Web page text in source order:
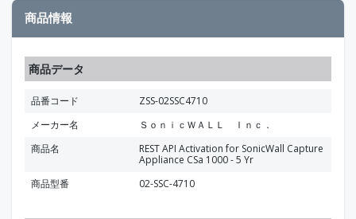
商品情報
商品データ
品番コード
ZSS-02SSC4710
メーカー名
ＳｏｎｉｃＷＡＬＬ Ｉｎｃ．
商品名
REST API Activation for SonicWall Capture
Appliance CSa 1000 - 5 Yr
商品型番
02-SSC-4710